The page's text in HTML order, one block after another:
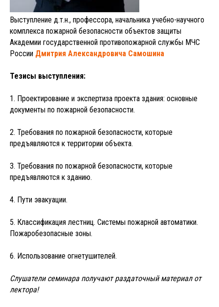
Выступление д.т.н., профессора, начальника учебно-научного
комплекса пожарной безопасности объектов защиты
Академии государственной противопожарной службы МЧС
России Дмитрия Александровича Самошина
Тезисы выступления:
1. Проектирование и экспертиза проекта здания: основные
документы по пожарной безопасности.
2. Требования по пожарной безопасности, которые
предъявляются к территории объекта.
3. Требования по пожарной безопасности, которые
предъявляются к зданию.
4. Пути эвакуации.
5. Классификация лестниц. Системы пожарной автоматики.
Пожаробезопасные зоны.
6. Использование огнетушителей.
Слушатели семинара получают раздаточный материал от
лектора!